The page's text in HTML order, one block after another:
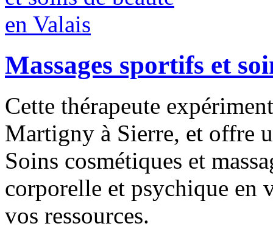
Massages sportifs et
Cette thérapeute
Martigny à Sierre, et offre
Soins cosmétiques et
corporelle et psychique en
vos ressources.